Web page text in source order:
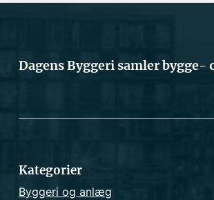
Dagens Byggeri samler
Kategorier
Byggeri og anlæg